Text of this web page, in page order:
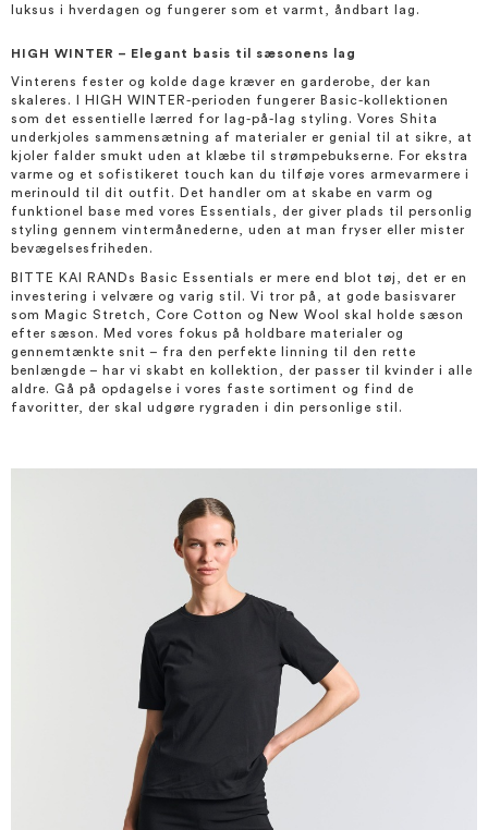
luksus i hverdagen og fungerer som et varmt, åndbart lag.
HIGH WINTER – Elegant basis til sæsonens lag
Vinterens fester og kolde dage kræver en garderobe, der kan
skaleres. I HIGH WINTER-perioden fungerer Basic-kollektionen
som det essentielle lærred for lag-på-lag styling. Vores Shita
underkjoles sammensætning af materialer er genial til at sikre, at
kjoler falder smukt uden at klæbe til strømpebukserne. For ekstra
varme og et sofistikeret touch kan du tilføje vores armevarmere i
merinould til dit outfit. Det handler om at skabe en varm og
funktionel base med vores Essentials, der giver plads til personlig
styling gennem vintermånederne, uden at man fryser eller mister
bevægelsesfriheden.
BITTE KAI RANDs Basic Essentials er mere end blot tøj, det er en
investering i velvære og varig stil. Vi tror på, at gode basisvarer
som Magic Stretch, Core Cotton og New Wool skal holde sæson
efter sæson. Med vores fokus på holdbare materialer og
gennemtænkte snit – fra den perfekte linning til den rette
benlængde – har vi skabt en kollektion, der passer til kvinder i alle
aldre. Gå på opdagelse i vores faste sortiment og find de
favoritter, der skal udgøre rygraden i din personlige stil.